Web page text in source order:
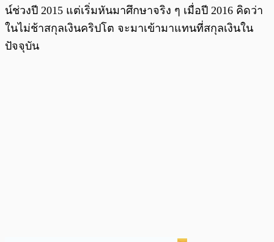
น์ช่วงปี 2015 แต่เริ่มหันมาศึกษาจริง ๆ เมื่อปี 2016 คิดว่า
ในไม่ช้าสกุลเงินคริปโต จะมาเข้ามาแทนที่สกุลเงินใน
ปัจจุบัน